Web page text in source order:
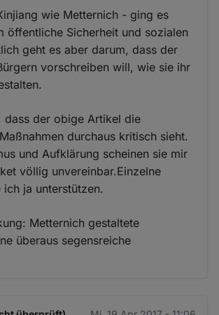
wie Metternich - ging es
öffentliche Sicherheit und sozialen
geht es aber darum, dass der
vorschreiben will, wie sie ihr
dass der obige Artikel die
durchaus kritisch sieht.
und Aufklärung scheinen sie mir
völlig unvereinbar.Einzelne
ja unterstützen.
Metternich gestaltete
überaus segensreiche